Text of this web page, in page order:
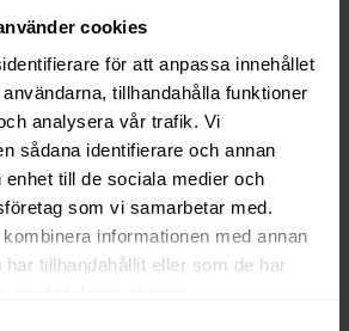
cookies
för att anpassa innehållet
tillhandahålla funktioner
analysera vår trafik. Vi
sådana identifierare och annan
enhet till de sociala medier och
som vi samarbetar med.
informationen med annan
tillhandahållit eller som de har
Cherry